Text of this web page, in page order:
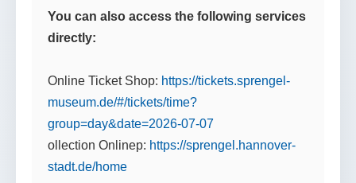
You can also access the following services
directly:
Online Ticket Shop: https://tickets.sprengel-
museum.de/#/tickets/time?
group=day&date=2026-07-07
ollection Onlinep: https://sprengel.hannover-
stadt.de/home